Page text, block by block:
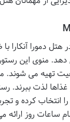
دهد. منوی این
تهیه می
را انتخاب کرده
ساعات روز ارائه